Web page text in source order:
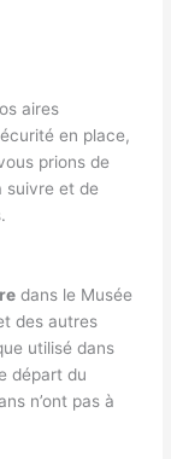
aires
en place,
prions de
suivre et de
dans le Musée
des autres
utilisé dans
départ du
n’ont pas à